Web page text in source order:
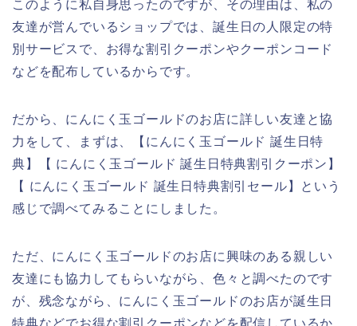
このように私自身思ったのですが、その理由は、私の
友達が営んでいるショップでは、誕生日の人限定の特
別サービスで、お得な割引クーポンやクーポンコード
などを配布しているからです。
だから、にんにく玉ゴールドのお店に詳しい友達と協
力をして、まずは、【にんにく玉ゴールド 誕生日特
典】【 にんにく玉ゴールド 誕生日特典割引クーポン】
【 にんにく玉ゴールド 誕生日特典割引セール】という
感じで調べてみることにしました。
ただ、にんにく玉ゴールドのお店に興味のある親しい
友達にも協力してもらいながら、色々と調べたのです
が、残念ながら、にんにく玉ゴールドのお店が誕生日
特典などでお得な割引クーポンなどを配信しているか